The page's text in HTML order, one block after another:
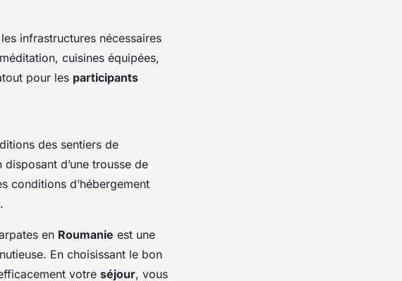
infrastructures nécessaires
cuisines équipées,
pour les participants
des sentiers de
d’une trousse de
conditions d’hébergement
en Roumanie est une
En choisissant le bon
votre séjour, vous